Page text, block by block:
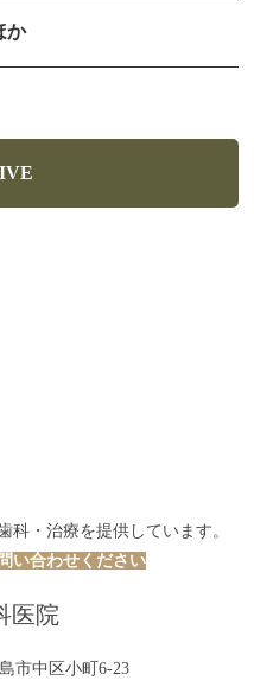
か
科・治療を提供しています。
い合わせください
医院
市中区小町6-23